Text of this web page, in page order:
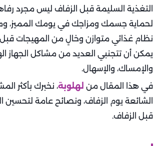
التغذية السليمة قبل الزفاف ليس مجرد
لحماية جسمك ومزاجك في يومك المميز،
نظام غذائي متوازن وخالٍ من المهيجات قبل
يمكن أن تتجنبي العديد من مشاكل الجهاز
والإمساك، والإسهال.
في هذا المقال من لهلوبة، نخبرك بأكثر
الشائعة يوم الزفاف، ونصائح عامة لتحسين
قبل الزفاف.